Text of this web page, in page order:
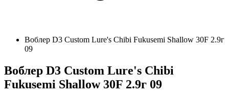
Воблер D3 Custom Lure's Chibi Fukusemi Shallow 30F 2.9г
09
Воблер D3 Custom Lure's Chibi
Fukusemi Shallow 30F 2.9г 09